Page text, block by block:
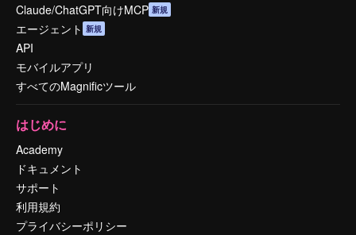
Claude/ChatGPT向けMCP 新規
エージェント 新規
API
モバイルアプリ
すべてのMagnificツール
はじめに
Academy
ドキュメント
サポート
利用規約
プライバシーポリシー